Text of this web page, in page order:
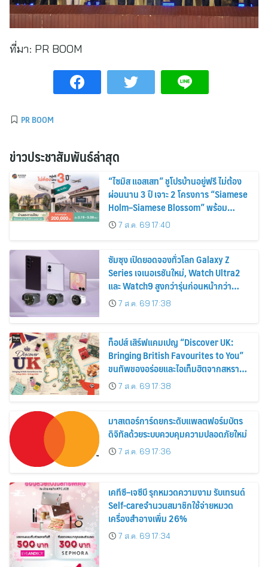
ที่มา: PR BOOM
PR BOOM
ข่าวประชาสัมพันธ์ล่าสุด
“ไซมิส แอสเสท” ชูโปรบ้านอยู่ฟรี ไม่ต้อง
ผ่อนนาน 3 ปี เจาะ 2 โครงการ “Siamese
Holm–Siamese Blossom” พร้อม
ส่วนลดและสิทธิพิเศษถึง 31 สิงหาคม
2569
7 ส.ค. 69 17:40
ซัมซุง เปิดยอดจองทั่วโลก Galaxy Z
Series เจเนอเรชันใหม่, Watch Ultra2
และ Watch9 สูงกว่ารุ่นก่อนหน้ากว่า
30%7 ส.ค. 69 17:38
ท็อปส์ เสิร์ฟแคมเปญ “Discover UK:
Bringing British Favourites to You”
ขนทัพของอร่อยและไอเท็มฮิตจากสหราช
อาณาจักร ส่งตรงถึงมือตั้งแต่วันนี้ – 18
สิงหาคมนี้
7 ส.ค. 69 17:38
มาสเตอร์การ์ดยกระดับแพลตฟอร์มบัตร
ดิจิทัลด้วยระบบควบคุมความปลอดภัยใหม่
7 ส.ค. 69 17:36
เคทีซี–เจซีบี รุกหมวดความงาม รับเทรนด์
Self-careจำนวนสมาชิกใช้จ่ายหมวด
เครื่องสำอางเพิ่ม 26%
7 ส.ค. 69 17:34